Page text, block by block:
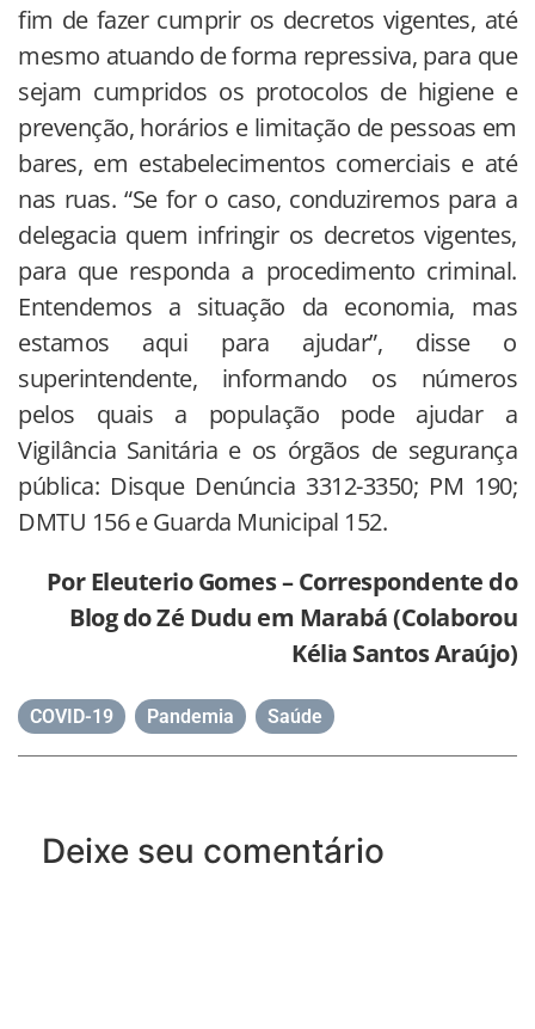
fim de fazer cumprir os decretos vigentes, até
mesmo atuando de forma repressiva, para que
sejam cumpridos os protocolos de higiene e
prevenção, horários e limitação de pessoas em
bares, em estabelecimentos comerciais e até
nas ruas. “Se for o caso, conduziremos para a
delegacia quem infringir os decretos vigentes,
para que responda a procedimento criminal.
Entendemos a situação da economia, mas
estamos aqui para ajudar”, disse o
superintendente, informando os números
pelos quais a população pode ajudar a
Vigilância Sanitária e os órgãos de segurança
pública: Disque Denúncia 3312-3350; PM 190;
DMTU 156 e Guarda Municipal 152.
Por Eleuterio Gomes – Correspondente do
Blog do Zé Dudu em Marabá(Colaborou
Kélia Santos Araújo)
COVID-19 Pandemia Saúde
Deixe seu comentário